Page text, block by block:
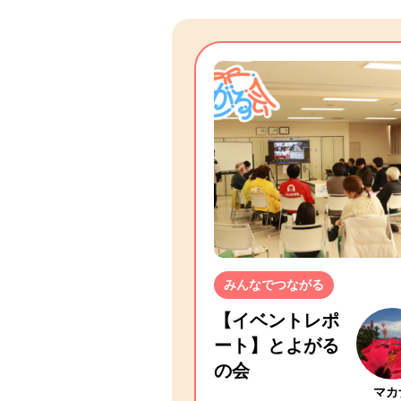
みんなでつながる
【イベントレポ
ート】とよがる
の会
マカ